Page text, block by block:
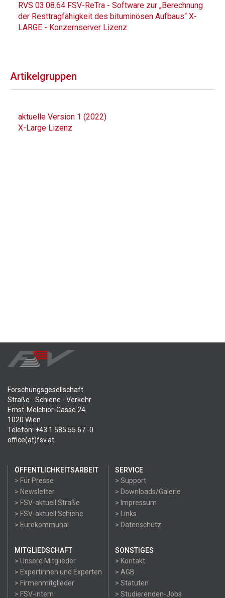
RVS 03.08.64 FSV-ReTra - Software zur „Berechnung
der Resttragfähigkeit des bituminösen Aufbaus“ X-
LARGE - Konzernserver Lizenz
Artikelgruppen
aktuelle Version 1 (2022)
X-Large Lizenz
Forschungsgesellschaft
Straße - Schiene - Verkehr
Ernst-Melchior-Gasse 24
1020 Wien
Telefon: +43 1 585 55 67 -0
office(at)fsv.at
ÖFFENTLICHKEITSARBEIT
> Für Presse
> Newsletter
> FSV-aktuell Straße
> FSV-aktuell Schiene
> Eurokommunal
SERVICE
> Support
> Downloads/Galerie
> Impressum
> Links
> Datenschutz
MITGLIEDSCHAFT
> Unsere Mitglieder
> Expertinnen und Experten
> Firmenmitglieder
> FSV-intern
SONSTIGES
> Kontakt
> AGB
> Statuten
> Studierenden-Jobs